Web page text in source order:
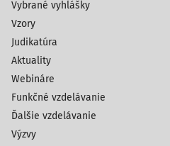
Vybrané vyhlášky
Vzory
Judikatúra
Aktuality
Webináre
Funkčné vzdelávanie
Ďalšie vzdelávanie
Výzvy